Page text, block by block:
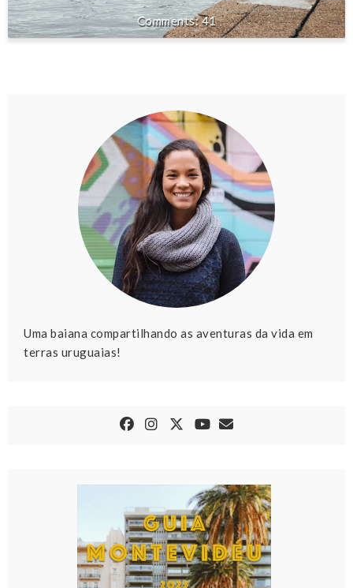
41
Uma baiana compartilhando as aventuras da vida em
terras uruguaias!